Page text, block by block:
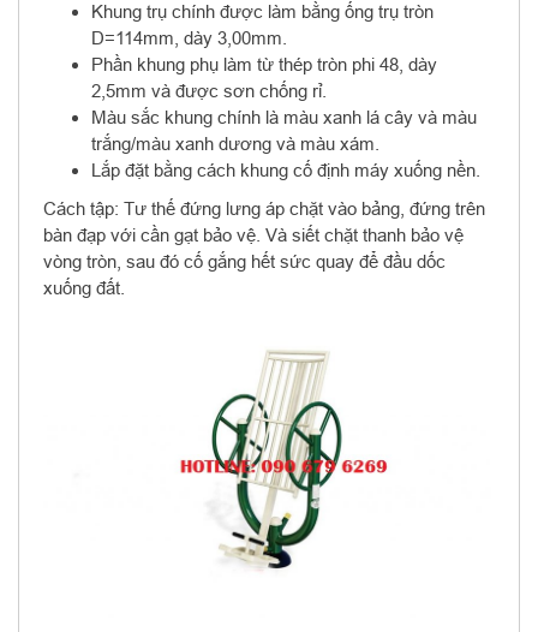
Khung trụ chính được làm bằng ống trụ tròn
D=114mm, dày 3,00mm.
Phần khung phụ làm từ thép tròn phi 48, dày
2,5mm và được sơn chống rỉ.
Màu sắc khung chính là màu xanh lá cây và màu
trắng/màu xanh dương và màu xám.
Lắp đặt bằng cách khung cố định máy xuống nền.
Cách tập: Tư thế đứng lưng áp chặt vào bảng, đứng trên
bàn đạp với cần gạt bảo vệ. Và siết chặt thanh bảo vệ
vòng tròn, sau đó cố gắng hết sức quay để đầu dốc
xuống đất.